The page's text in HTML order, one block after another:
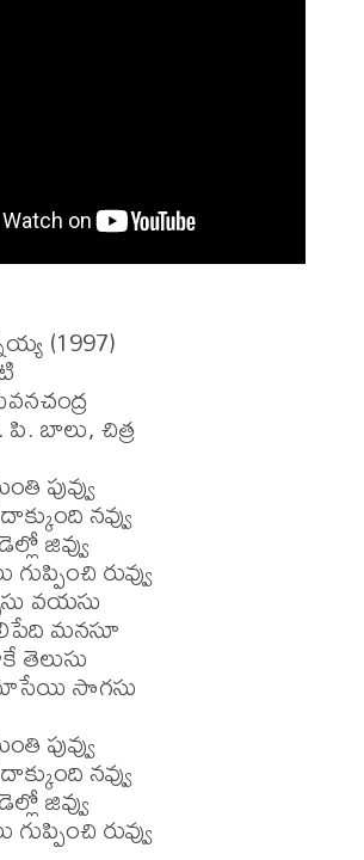
(1997)
బాలు, చిత్ర
పువ్వు
నవ్వు
జివ్వు
రువ్వు
వయసు
మనసూ
తెలుసు
సొగసు
పువ్వు
నవ్వు
జివ్వు
రువ్వు